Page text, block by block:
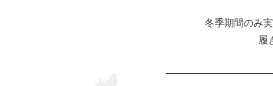
冬季期間のみ
履